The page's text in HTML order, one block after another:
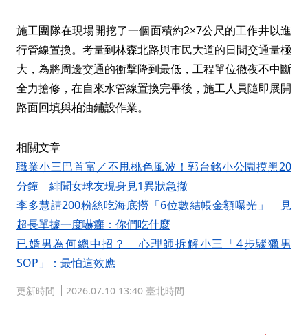
施工團隊在現場開挖了一個面積約2×7公尺的工作井以進
行管線置換。考量到林森北路與市民大道的日間交通量極
大，為將周邊交通的衝擊降到最低，工程單位徹夜不中斷
全力搶修，在自來水管線置換完畢後，施工人員隨即展開
路面回填與柏油鋪設作業。
相關文章
職業小三巴首富／不甩桃色風波！郭台銘小公園摸黑20
分鐘 緋聞女球友現身見1異狀急撤
李多慧請200粉絲吃海底撈「6位數結帳金額曝光」 見
超長單據一度嚇癱：你們吃什麼
已婚男為何總中招？ 心理師拆解小三「4步驟獵男
SOP」：最怕這效應
更新時間 2026.07.10 13:40 臺北時間